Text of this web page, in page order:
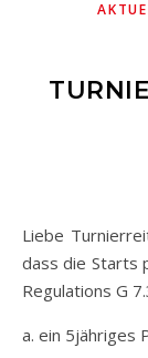
Liebe Turnierreiter/innen lasst euch in Erinnerung bringen,
dass die Starts
Regulations G
a. ein 5jähriges